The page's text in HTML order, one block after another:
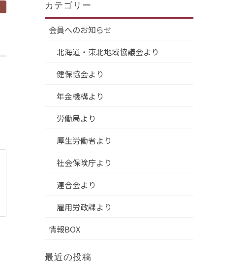
カテゴリー
会員へのお知らせ
北海道・東北地域協議会より
健保協会より
年金機構より
労働局より
厚生労働省より
社会保険庁より
連合会より
雇用労政課より
情報BOX
最近の投稿